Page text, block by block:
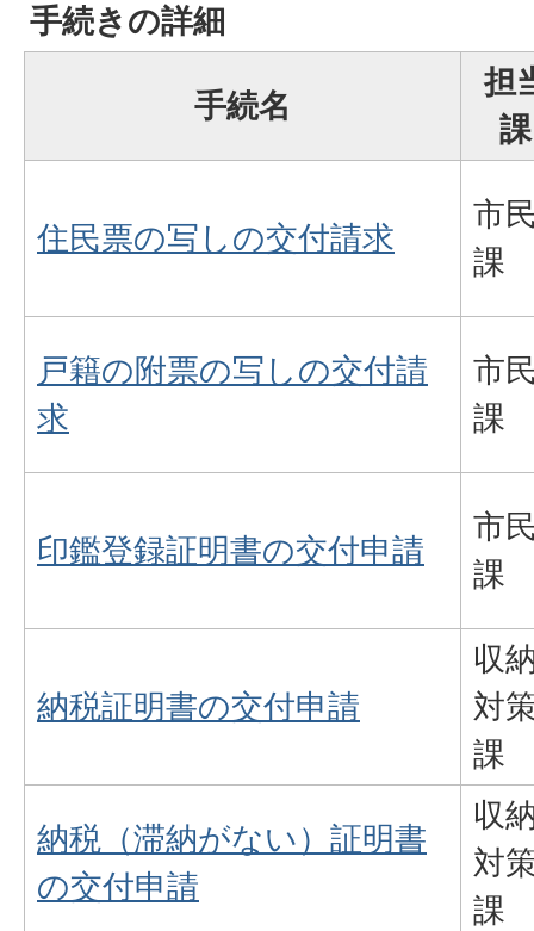
手続きの詳細
手続名
担
課
住民票の写しの交付請求
市
課
戸籍の附票の写しの交付請
求
市
課
印鑑登録証明書の交付申請
市
課
納税証明書の交付申請
収
対
課
納税（滞納がない）証明書
の交付申請
収
対
課